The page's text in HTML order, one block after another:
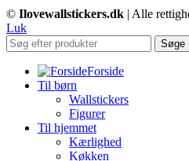
© Ilovewallstickers.dk | Alle
Luk
Søge
Forside
Til børn
Wallstickers
Figurer
Til hjemmet
Kærlighed
Køkken